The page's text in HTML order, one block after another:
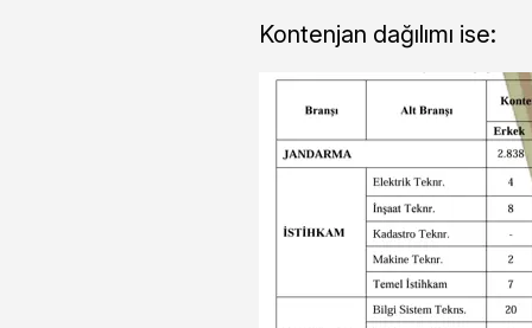
Kontenjan dağılımı ise: